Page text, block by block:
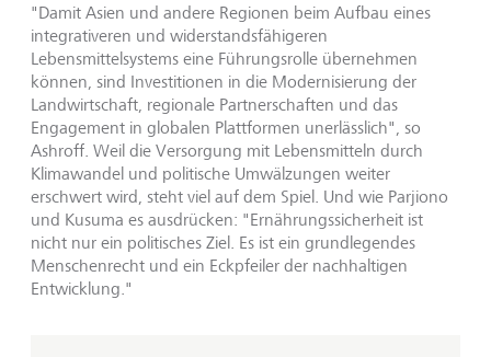
"Damit Asien und andere Regionen beim Aufbau eines
integrativeren und widerstandsfähigeren
Lebensmittelsystems eine Führungsrolle übernehmen
können, sind Investitionen in die Modernisierung der
Landwirtschaft, regionale Partnerschaften und das
Engagement in globalen Plattformen unerlässlich", so
Ashroff. Weil die Versorgung mit Lebensmitteln durch
Klimawandel und politische Umwälzungen weiter
erschwert wird, steht viel auf dem Spiel. Und wie Parjiono
und Kusuma es ausdrücken: "Ernährungssicherheit ist
nicht nur ein politisches Ziel. Es ist ein grundlegendes
Menschenrecht und ein Eckpfeiler der nachhaltigen
Entwicklung."